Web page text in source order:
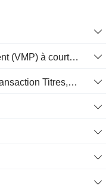
Valeur mobilières de placement (VMP) à court terme
Actifs détenus à des fins de transaction Titres, totalActifs détenus à des fins de transactions (Trading), Total.